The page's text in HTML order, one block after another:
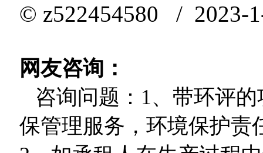
© z522454580 / 2023-
网友咨询：
咨询问题：1、带环评
保管理服务，环境保护责